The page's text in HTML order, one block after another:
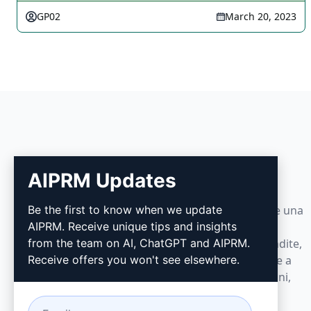
GP02 March 20, 2023
AIPRM
AIPRM è uno strumento di gestione dei prompt e una
libreria di prompt sviluppata dalla community.
Realizza in pochi minuti attività di marketing, vendite,
operazioni, produttività e assistenza clienti grazie a
prompt pronti all'uso per ChatGPT, Claude, Gemini,
Midjourney, GPT Image e molti altri.
AIPRM Updates
Be the first to know when we update
AIPRM. Receive unique tips and insights
from the team on AI, ChatGPT and AIPRM.
Receive offers you won't see elsewhere.